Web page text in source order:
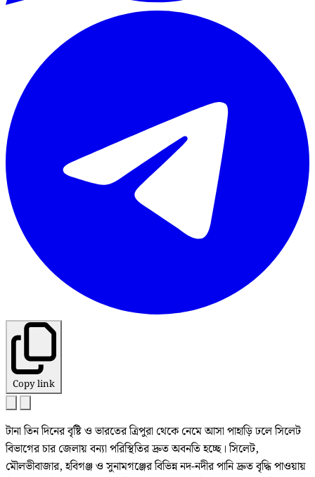
Copy link
টানা তিন দিনের বৃষ্টি ও ভারতের ত্রিপুরা থেকে নেমে আসা পাহাড়ি ঢলে সিলেট
বিভাগের চার জেলায় বন্যা পরিস্থিতির দ্রুত অবনতি হচ্ছে। সিলেট,
মৌলভীবাজার, হবিগঞ্জ ও সুনামগঞ্জের বিভিন্ন নদ-নদীর পানি দ্রুত বৃদ্ধি পাওয়ায়